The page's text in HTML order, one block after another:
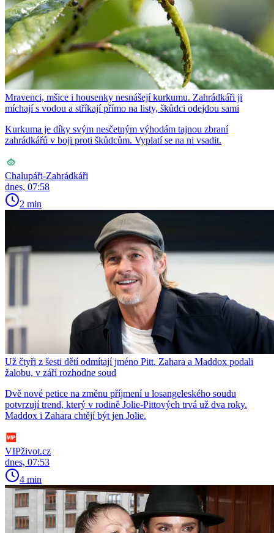
Mravenci, mšice i housenky nesnášejí kurkumu. Zahrádkáři ji
míchají s vodou a stříkají přímo na listy, škůdci odejdou sami
Kurkuma je díky svým nesčetným výhodám tajnou zbraní
zahrádkářů v boji proti škůdcům. Vyplatí se na ni vsadit.
Chalupáři-Zahrádkáři
dnes, 07:58
2 min
Už čtyři z šesti dětí odmítají jméno Pitt. Zahara a Maddox podali
žalobu, v září rozhodne soud
Dvě nové petice na změnu příjmení u losangeleského soudu
potvrzují trend, který v rodině Jolie-Pittových trvá už dva roky.
Maddox i Zahara chtějí být jen Jolie.
VIPživot.cz
dnes, 07:53
4 min